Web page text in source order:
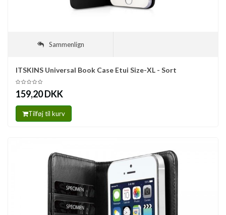
Sammenlign
ITSKINS Universal Book Case Etui Size-XL - Sort
159,20 DKK
Tilføj til kurv